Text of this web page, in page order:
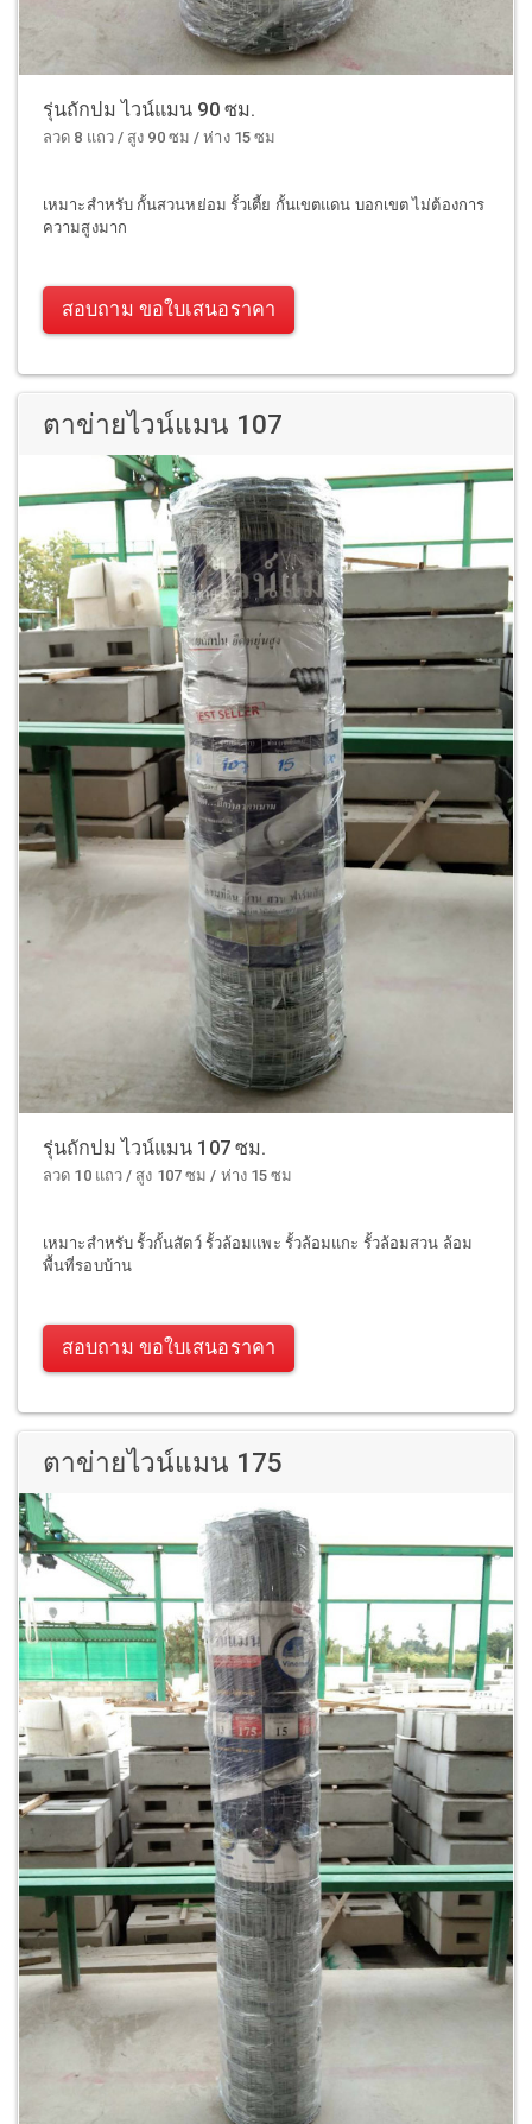
รุ่นถักปม ไวน์แมน 90 ซม.
ลวด 8 แถว / สูง 90 ซม / ห่าง 15 ซม
เหมาะสำหรับ กั้นสวนหย่อม รั้วเตี้ย กั้นเขตแดน บอกเขต ไม่ต้องการ
ความสูงมาก
สอบถาม ขอใบเสนอราคา
ตาข่ายไวน์แมน 107
รุ่นถักปม ไวน์แมน 107 ซม.
ลวด 10 แถว / สูง 107 ซม / ห่าง 15 ซม
เหมาะสำหรับ รั้วกั้นสัตว์ รั้วล้อมแพะ รั้วล้อมแกะ รั้วล้อมสวน ล้อม
พื้นที่รอบบ้าน
สอบถาม ขอใบเสนอราคา
ตาข่ายไวน์แมน 175